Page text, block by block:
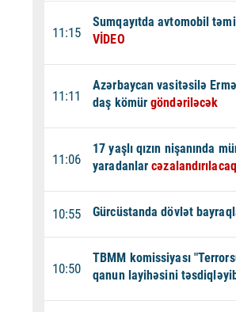
11:15
Sumqayıtda avtomobil
VİDEO
11:11
Azərbaycan vasitəsilə
daş kömürgöndəriləcək
11:06
17 yaşlı qızın nişanında
yaradanlarcəzalandırılacaq
10:55 Gürcüstanda dövlət
10:50
TBMM komissiyası
qanun layihəsini